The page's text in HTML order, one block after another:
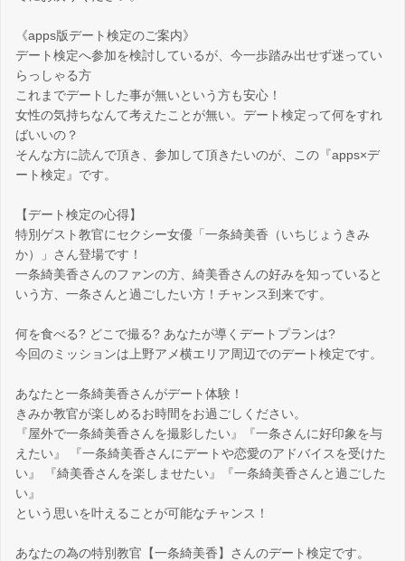
《apps版デート検定のご案内》
デート検定へ参加を検討しているが、今一歩踏み出せず迷ってい
らっしゃる方
これまでデートした事が無いという方も安心！
女性の気持ちなんて考えたことが無い。デート検定って何をすれ
ばいいの？
そんな方に読んで頂き、参加して頂きたいのが、この『apps×デ
ート検定』です。
【デート検定の心得】
特別ゲスト教官にセクシー女優「一条綺美香（いちじょうきみ
か）」さん登場です！
一条綺美香さんのファンの方、綺美香さんの好みを知っていると
いう方、一条さんと過ごしたい方！チャンス到来です。
何を食べる? どこで撮る? あなたが導くデートプランは?
今回のミッションは上野アメ横エリア周辺でのデート検定です。
あなたと一条綺美香さんがデート体験！
きみか教官が楽しめるお時間をお過ごしください。
『屋外で一条綺美香さんを撮影したい』『一条さんに好印象を与
えたい』 『一条綺美香さんにデートや恋愛のアドバイスを受けた
い』 『綺美香さんを楽しませたい』『一条綺美香さんと過ごした
い』
という思いを叶えることが可能なチャンス！
あなたの為の特別教官【一条綺美香】さんのデート検定です。